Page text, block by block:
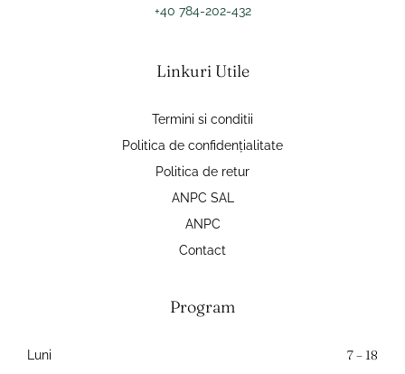
+40 784-202-432
Linkuri Utile
Termini si conditii
Politica de confidențialitate
Politica de retur
ANPC SAL
ANPC
Contact
Program
Luni 7 – 18